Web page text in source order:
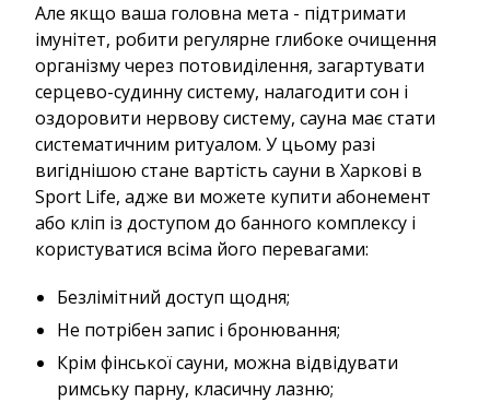
Але якщо ваша головна мета - підтримати
імунітет, робити регулярне глибоке очищення
організму через потовиділення, загартувати
серцево-судинну систему, налагодити сон і
оздоровити нервову систему, сауна має стати
систематичним ритуалом. У цьому разі
вигіднішою стане вартість сауни в Харкові в
Sport Life, адже ви можете купити абонемент
або кліп із доступом до банного комплексу і
користуватися всіма його перевагами:
Безлімітний доступ щодня;
Не потрібен запис і бронювання;
Крім фінської сауни, можна відвідувати
римську парну, класичну лазню;